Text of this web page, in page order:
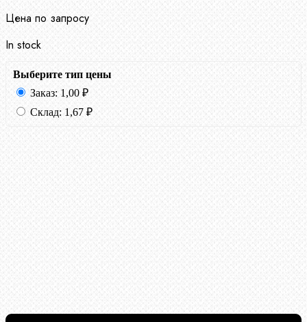
Цена по запросу
In stock
Выберите тип цены
Заказ: 1,00 ₽
Склад: 1,67 ₽